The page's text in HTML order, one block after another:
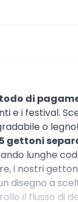
di
e i festival.
o
gettoni
lunghe
i nostri
disegno a
il flusso di